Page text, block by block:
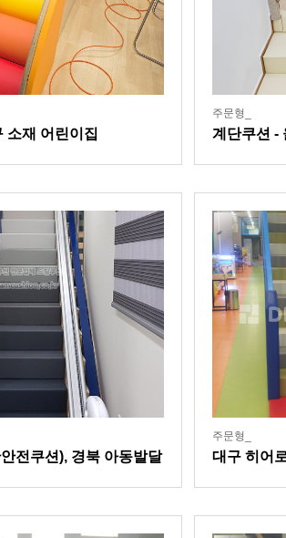
소재 어린이집
주문형_
계단쿠션 -
전쿠션), 경북 아동발달
주문형_
대구 히어